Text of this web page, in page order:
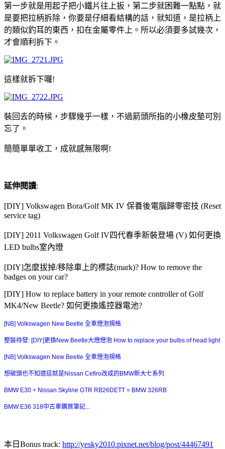
第一步就是用起子把小鐵片往上扳，第二步就困難一點點，就
是要把拉柄拆除，你要是仔細看結構的話，就知道，是拉柄上
的類似釣耳的東西，扣在金屬零件上。所以必須要多試幾次，
才會順利拆下。
這樣就拆下囉!
裝回去的時候，步驟幾乎一樣，不過箭頭所指的小橡皮墊可別
忘了。
簡簡單單收工，成就感無限啊!
延伸閱讀:
[DIY] Volkswagen Bora/Golf MK IV 保養後電腦歸零密技 (Reset
service tag)
[DIY] 2011 Volkswagen Golf IV四代春季新裝登場 (V) 如何更換
LED bulbs室內燈
[DIY]怎麼拔掉/移除車上的標誌(mark)? How to remove the
badges on your car?
[DIY] How to replace battery in your remote controller of Golf
MK4/New Beetle? 如何更換遙控器電池?
[NB] Volkswagen New Beetle 全車燈泡規格
整裝待發: [DIY]更換New Beetle大燈燈泡 How to replace your bulbs of head light
[NB] Volkswagen New Beetle 全車燈泡規格
想破頭也不知道這就是Nissan Cefiro改成的BMW新大七系列
BMW E30 + Nissan Skyline GTR RB26DETT = BMW 326RB
BMW E36 318中古車購買筆記...
本日Bonus track: http://yesky2010.pixnet.net/blog/post/44467491